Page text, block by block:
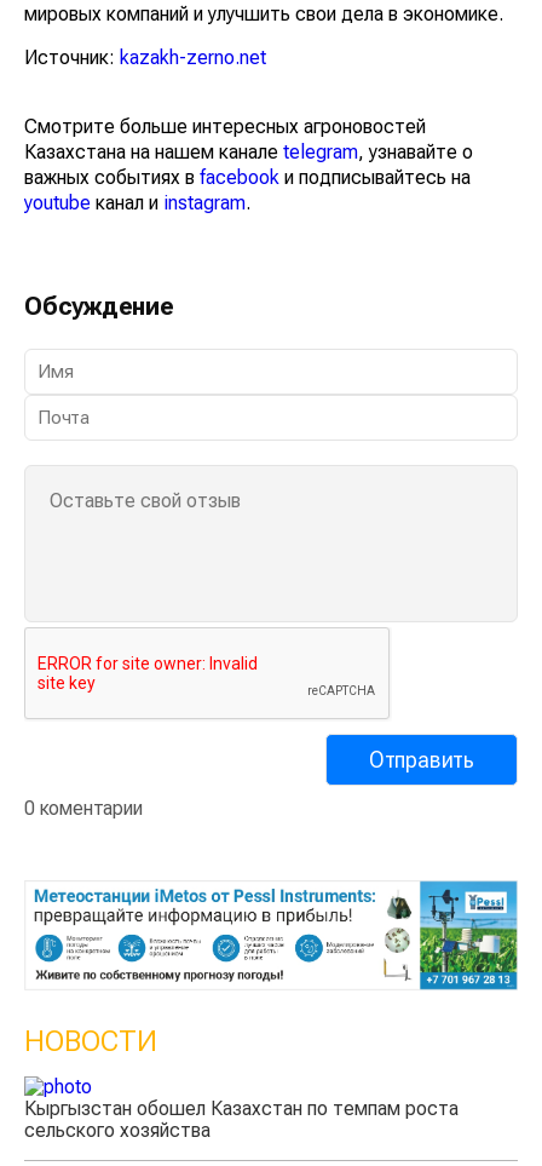
мировых компаний и улучшить свои дела в экономике.
Источник: kazakh-zerno.net
Смотрите больше интересных агроновостей
Казахстана на нашем канале telegram, узнавайте о
важных событиях в facebook и подписывайтесь на
youtube канал и instagram.
Обсуждение
0 коментарии
НОВОСТИ
Казахстанские фермеры заработали $35 млн на
экспорте чечевицы